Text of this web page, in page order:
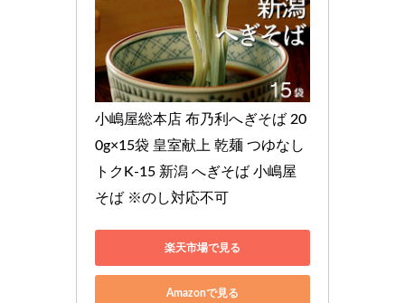
小嶋屋総本店 布乃利へぎそば 20
0g×15袋 皇室献上 乾麺 つゆなし
トクK-15 新潟 へぎそば 小嶋屋
そば ※のし対応不可
楽天市場で見る
Amazonで見る